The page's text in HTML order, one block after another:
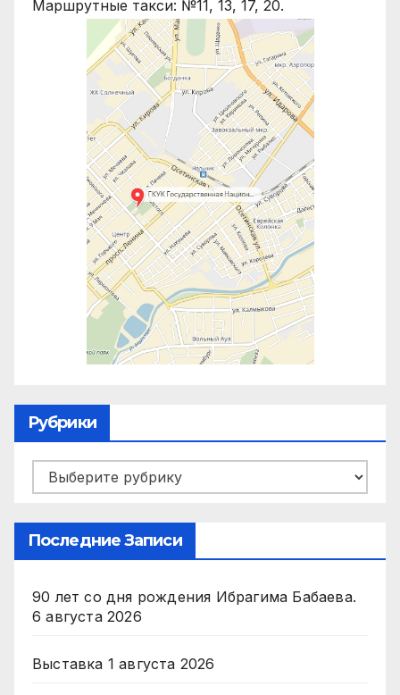
Маршрутные такси: №11, 13, 17, 20.
Рубрики
Рубрики
Последние Записи
90 лет со дня рождения Ибрагима Бабаева.
6 августа 2026
Выставка 1 августа 2026